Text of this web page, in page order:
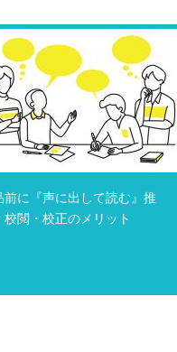
前に『声に出して読む』推
校閲・校正のメリット